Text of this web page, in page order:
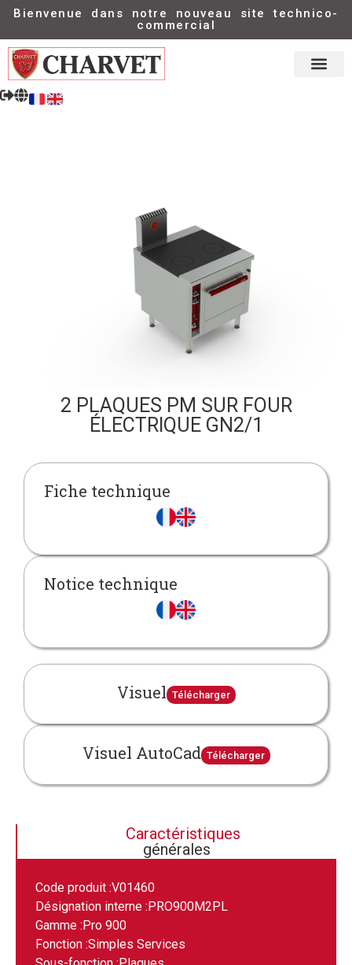
Bienvenue dans notre nouveau site technico-
commercial
2 PLAQUES PM SUR FOUR
ÉLECTRIQUE GN2/1
Fiche technique
Notice technique
Visuel Télécharger
Visuel AutoCad Télécharger
Caractéristiques
générales
Code produit :V01460
Désignation interne : PRO900M2PL
Gamme : Pro 900
Fonction :Simples Services